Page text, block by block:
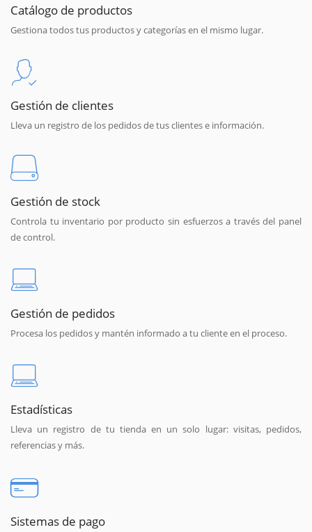
Catálogo de productos
Gestiona todos tus productos y categorías en el mismo lugar.
Gestión de clientes
Lleva un registro de los pedidos de tus clientes e información.
Gestión de stock
Controla tu inventario por producto sin esfuerzos a través del panel
de control.
Gestión de pedidos
Procesa los pedidos y mantén informado a tu cliente en el proceso.
Estadísticas
Lleva un registro de tu tienda en un solo lugar: visitas, pedidos,
referencias y más.
Sistemas de pago